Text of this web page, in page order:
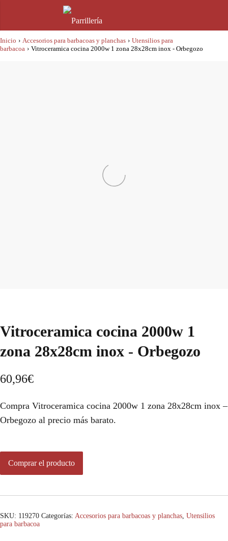
Inicio › Accesorios para barbacoas y planchas › Utensilios para
barbacoa › Vitroceramica cocina 2000w 1 zona 28x28cm inox - Orbegozo
Vitroceramica cocina 2000w 1
zona 28x28cm inox - Orbegozo
60,96€
Compra Vitroceramica cocina 2000w 1 zona 28x28cm inox –
Orbegozo al precio más barato.
Comprar el producto
SKU: 119270 Categorías: Accesorios para barbacoas y planchas, Utensilios
para barbacoa